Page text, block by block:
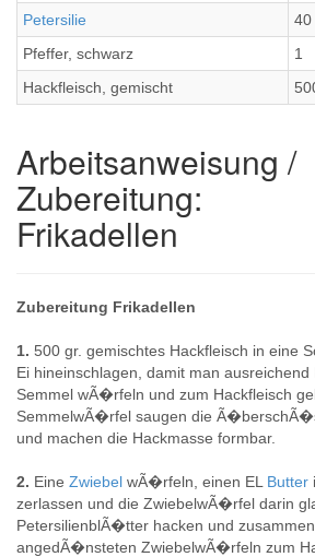
Petersilie
40
Pfeffer, schwarz
1
Hackfleisch, gemischt
Arbeitsanweisung /
Zubereitung:
Frikadellen
Zubereitung Frikadellen
1. 500 gr. gemischtes Hackfleisch in eine
Ei hineinschlagen, damit man ausreichend
Semmel wÃ�rfeln und zum Hackfleisch
SemmelwÃ�rfel saugen die
und machen die Hackmasse formbar.
2. Eine Zwiebel wÃ�rfeln, einen EL Butter
zerlassen und die ZwiebelwÃ�rfel darin
PetersilienblÃ�tter hacken und
angedÃ�nsteten ZwiebelwÃ�rfeln zum